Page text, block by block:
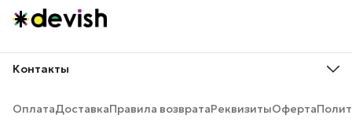
Контакты
Телефон
8 (916) 920-61-26
ОплатаДоставкаПравила возвратаРеквизитыОферта